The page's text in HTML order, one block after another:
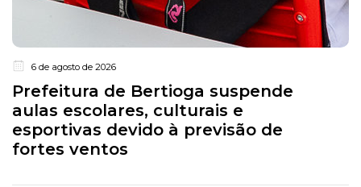
6 de agosto de 2026
Prefeitura de Bertioga suspende
aulas escolares, culturais e
esportivas devido à previsão de
fortes ventos